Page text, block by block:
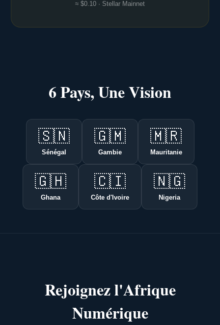
≈ $0.10 · Stellar Mainnet
6 Pays, Une Vision
🇸🇳
Sénégal
🇬🇲
Gambie
🇲🇷
Mauritanie
🇬🇭
Ghana
🇨🇮
Côte d'Ivoire
🇳🇬
Nigeria
Rejoignez l'Afrique
Numérique